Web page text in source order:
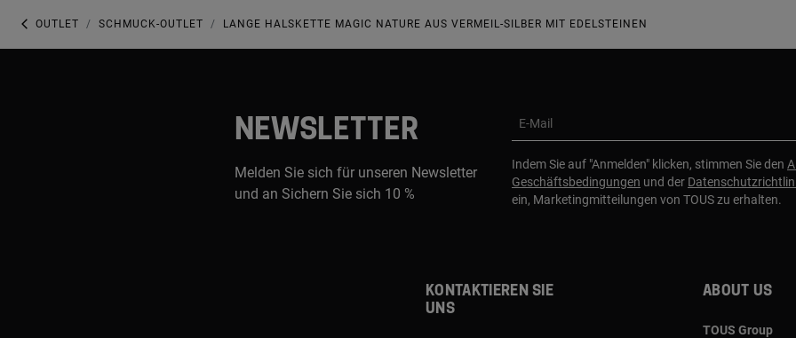
OUTLET SCHMUCK-OUTLET LANGE HALSKETTE MAGIC NATURE AUS VERMEIL-SILBER MIT EDELSTEINEN
NEWSLETTER
Melden Sie sich für unseren Newsletter
und an Sichern Sie sich 10 %
E-Mail
Indem Sie auf "Anmelden" klicken, stimmen Sie den
Geschäftsbedingungen und der
ein, Marketingmitteilungen von TOUS zu erhalten.
Kontaktieren sie
uns
About us
TOUS Group